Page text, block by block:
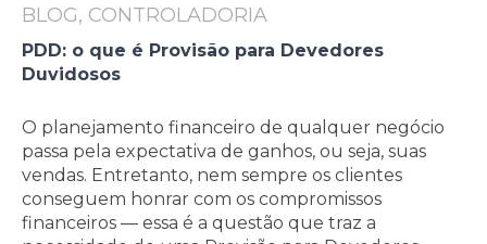
BLOG, CONTROLADORIA
PDD: o que é Provisão para Devedores
Duvidosos
O planejamento financeiro de qualquer negócio
passa pela expectativa de ganhos, ou seja, suas
vendas. Entretanto, nem sempre os clientes
conseguem honrar com os compromissos
financeiros — essa é a questão que traz a